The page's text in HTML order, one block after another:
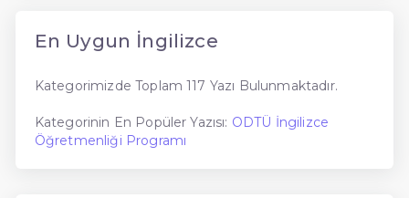
En Uygun İngilizce
Kategorimizde Toplam 117 Yazı Bulunmaktadır.
Kategorinin En Popüler Yazısı: ODTÜ İngilizce
Öğretmenliği Programı